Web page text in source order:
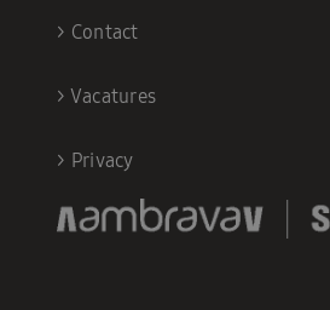
> Contact
> Vacatures
> Privacy